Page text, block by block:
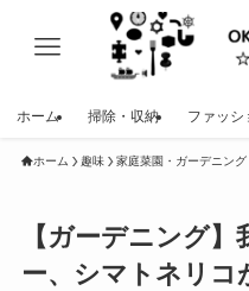
ホーム 掃除・収納 ファッシ
ホーム 趣味 家庭菜園・ガーデニング
【ガーデニング
ー、シマトネリコ